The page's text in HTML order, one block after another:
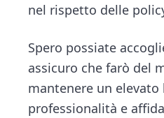
nel rispetto delle
Spero possiate
assicuro che farò del
mantenere un elevato
professionalità e